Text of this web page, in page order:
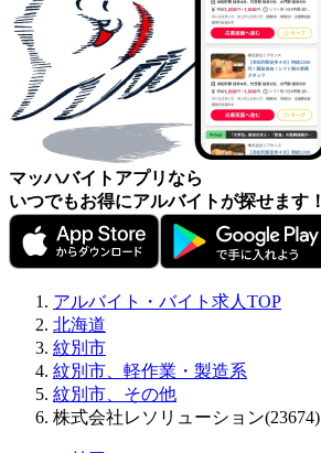
マッハバイトアプリなら
いつでもお得にアルバイトが探せます！
アルバイト・バイト求人TOP
北海道
紋別市
紋別市、軽作業・製造系
紋別市、その他
株式会社レソリューション(23674)